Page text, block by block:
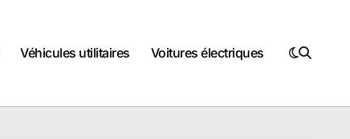
Véhicules utilitaires Voitures électriques